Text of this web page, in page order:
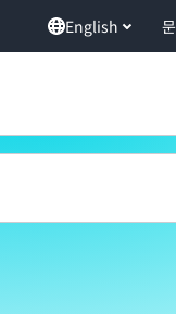
English